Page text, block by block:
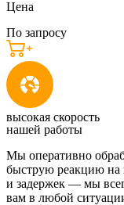
Цена
По запросу
высокая скорость
нашей работы
Мы оперативно
быструю реакцию на
и задержек — мы
вам в любой